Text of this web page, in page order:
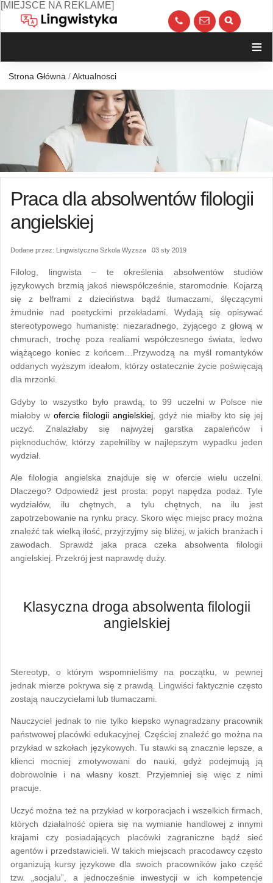
Skip
content
[MIEJSCE NA REKLAME]
≡
Strona Główna /Aktualnosci
Praca dla absolwentów filologii
angielskiej
Dodane przez: Lingwistyczna Szkola Wyzsza 03 sty 2019
Filolog, lingwista – te określenia absolwentów studiów
językowych brzmią jakoś niewspółcześnie, staromodnie. Kojarzą
się z belframi z dzieciństwa bądź tłumaczami, ślęczącymi
żmudnie nad poetyckimi przekładami. Wydają się opisywać
stereotypowego humanistę: niezaradnego, żyjącego z głową w
chmurach, trochę poza realiami współczesnego świata, ledwo
wiążącego koniec z końcem…Przywodzą na myśl romantyków
oddanych wyższym ideałom, którzy ostatecznie życie poświęcają
dla mrzonki.
Gdyby to wszystko było prawdą, to 99 uczelni w Polsce nie
miałoby w ofercie filologii angielskiej , gdyż nie miałby kto się jej
uczyć. Znalazłaby się najwyżej garstka zapaleńców i
pięknoduchów, którzy zapełniliby w najlepszym wypadku jeden
wydział.
Ale filologia angielska znajduje się w ofercie wielu uczelni.
Dlaczego? Odpowiedź jest prosta: popyt napędza podaż. Tyle
wydziałów, ilu chętnych, a tylu chętnych, na ilu jest
zapotrzebowanie na rynku pracy. Skoro więc miejsc pracy można
znaleźć tak wielką ilość, przyjrzyjmy się bliżej, w jakich branżach i
zawodach. Sprawdź jaka praca czeka absolwenta filologii
angielskiej. Przekrój jest naprawdę duży.
Klasyczna droga absolwenta filologii
angielskiej
Stereotyp, o którym wspomnieliśmy na początku, w pewnej
jednak mierze pokrywa się z prawdą. Lingwiści faktycznie często
zostają nauczycielami lub tłumaczami.
Nauczyciel jednak to nie tylko kiepsko wynagradzany pracownik
państwowej placówki edukacyjnej. Częściej znaleźć go można na
przykład w szkołach językowych. Tu stawki są znacznie lepsze, a
klienci mocniej zmotywowani do nauki, gdyż podejmują ją
dobrowolnie i na własny koszt. Przyjemniej się więc z nimi
pracuje.
Uczyć można też na przykład w korporacjach i wszelkich firmach,
których działalność opiera się na wymianie handlowej z innymi
krajami czy posiadających placówki zagraniczne bądź sieć
agentów i przedstawicieli. W takich miejscach pracodawcy często
organizują kursy językowe dla swoich pracowników jako część
tzw. „socjalu”, a jednocześnie inwestycji w ich kompetencje